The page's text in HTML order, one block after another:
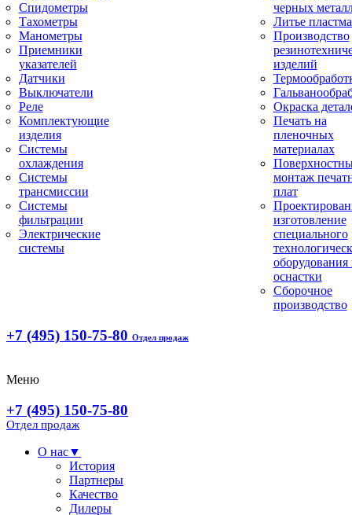
Спидометры
Тахометры
Манометры
Приемники
указателей
Датчики
Выключатели
Реле
Комплектующие
изделия
Системы
охлаждения
Системы
трансмиссии
Системы
фильтрации
Электрические
системы
черных
Литье
Производство
изделий
Окраска
Печать на
пленочных
материалах
монтаж
плат
изготовление
специального
оборудования
оснастки
Сборочное
производство
+7 (495) 150-75-80 Отдел продаж
Меню
+7 (495) 150-75-80
Отдел продаж
О нас▼
История
Партнеры
Качество
Дилеры